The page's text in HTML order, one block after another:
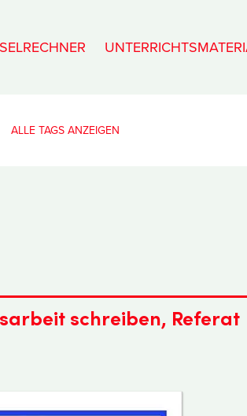
ALLE TAGS
schreiben, Referat